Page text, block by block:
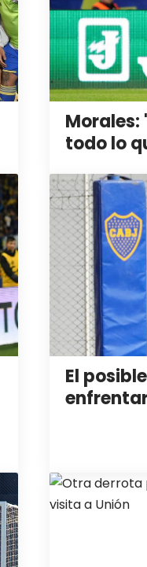
Morales:
todo lo
El